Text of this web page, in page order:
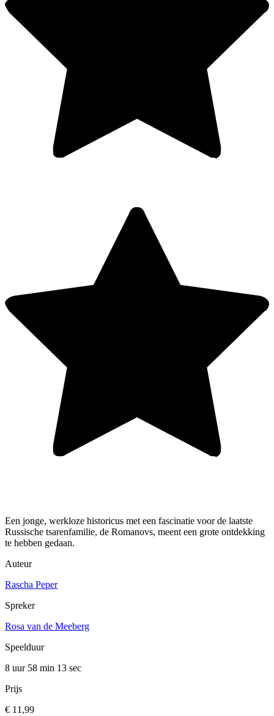
Een jonge, werkloze historicus met een fascinatie voor de laatste
Russische tsarenfamilie, de Romanovs, meent een grote ontdekking
te hebben gedaan.
Auteur
Rascha Peper
Spreker
Rosa van de Meeberg
Speelduur
8 uur 58 min 13 sec
Prijs
€ 11,99